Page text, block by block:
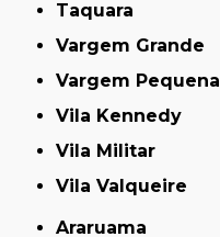
Taquara
Vargem Grande
Vargem Pequena
Vila Kennedy
Vila Militar
Vila Valqueire
Araruama